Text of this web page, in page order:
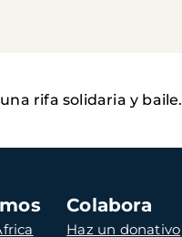
rifa solidaria y baile.
Colabora
Haz un donativo